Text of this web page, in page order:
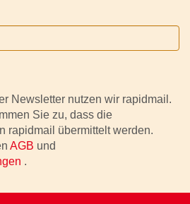
Newsletter nutzen wir rapidmail.
Sie zu, dass die
rapidmail übermittelt werden.
AGB und
.